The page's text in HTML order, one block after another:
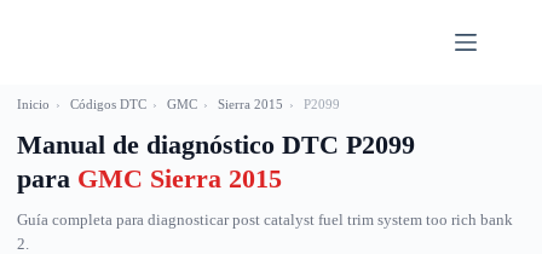
Inicio › Códigos DTC › GMC › Sierra 2015 › P2099
Manual de diagnóstico DTC P2099
para GMC Sierra 2015
Guía completa para diagnosticar post catalyst fuel trim system too rich bank
2.